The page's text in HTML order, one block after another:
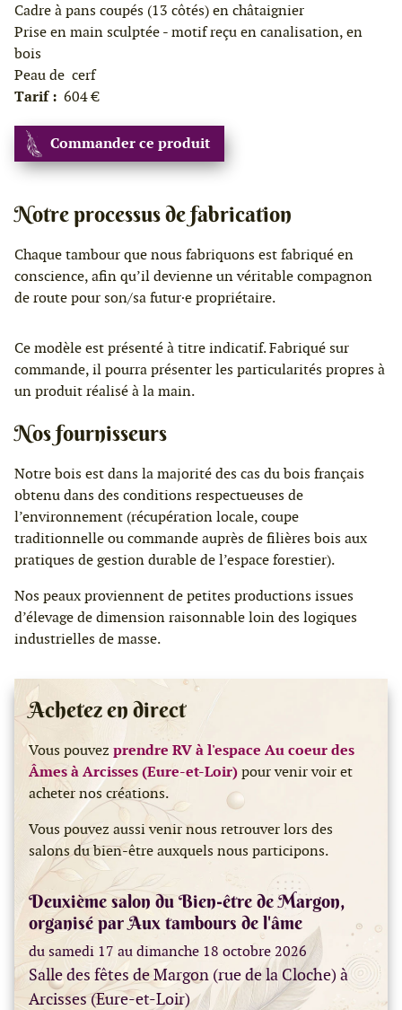
Cadre à pans coupés (13 côtés) en châtaignier
Prise en main sculptée - motif reçu en canalisation, en
bois
Peau de cerf
Tarif : 604 €
Commander ce produit
Notre processus de fabrication
Chaque tambour que nous fabriquons est fabriqué en
conscience, afin qu’il devienne un véritable compagnon
de route pour son/sa futur·e propriétaire.
Ce modèle est présenté à titre indicatif. Fabriqué sur
commande, il pourra présenter les particularités propres à
un produit réalisé à la main.
Nos fournisseurs
Notre bois est dans la majorité des cas du bois français
obtenu dans des conditions respectueuses de
l’environnement (récupération locale, coupe
traditionnelle ou commande auprès de filières bois aux
pratiques de gestion durable de l’espace forestier).
Nos peaux proviennent de petites productions issues
d’élevage de dimension raisonnable loin des logiques
industrielles de masse.
Achetez en direct
Vous pouvez prendre RV à l'espace Au coeur des
Âmes à Arcisses (Eure-et-Loir)pour venir voir et
acheter nos créations.
Vous pouvez aussi venir nous retrouver lors des
salons du bien-être auxquels nous participons.
Deuxième salon du Bien-être de Margon,
organisé par Aux tambours de l'âme
du samedi 17 au dimanche 18 octobre 2026
Salle des fêtes de Margon (rue de la Cloche) à
Arcisses (Eure-et-Loir)